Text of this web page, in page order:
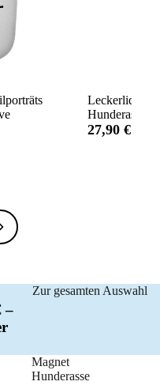
Leckerlidose
Hunderassen
27,90 €
–
Zur gesamten Auswahl
Magnet
Hunderasse